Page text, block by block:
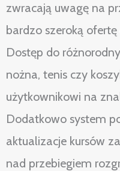
zwracają uwagę na
bardzo szeroką
Dostęp do
nożna, tenis czy
użytkownikowi na
Dodatkowo system
aktualizacje kursów
nad przebiegiem